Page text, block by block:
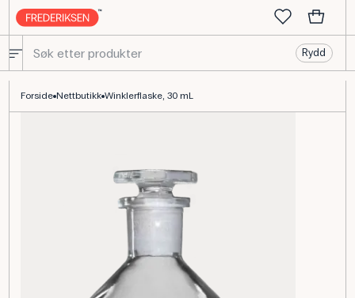
Rydd
Forside Nettbutikk Winklerflaske, 30 mL